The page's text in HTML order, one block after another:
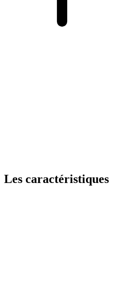
Les caractéristiques